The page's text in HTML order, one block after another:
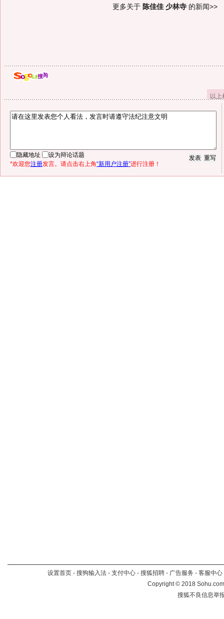
更多关于 陈佳佳 少林寺 的新闻>>
以
隐藏地址
设为辩论话题
*欢迎您注册发言。请点击右上角“新用户注册”进行注册！
设置首页 - 搜狗输入法 - 支付中心 - 搜狐招聘 - 广告服务 - 客服中心
Copyright©2018
搜狐不良信息举